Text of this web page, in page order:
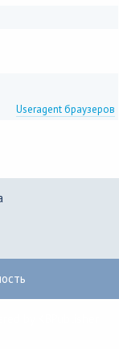
Useragent браузеров